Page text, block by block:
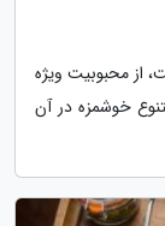
از محبوبیت ویژه
خوشمزه در آن